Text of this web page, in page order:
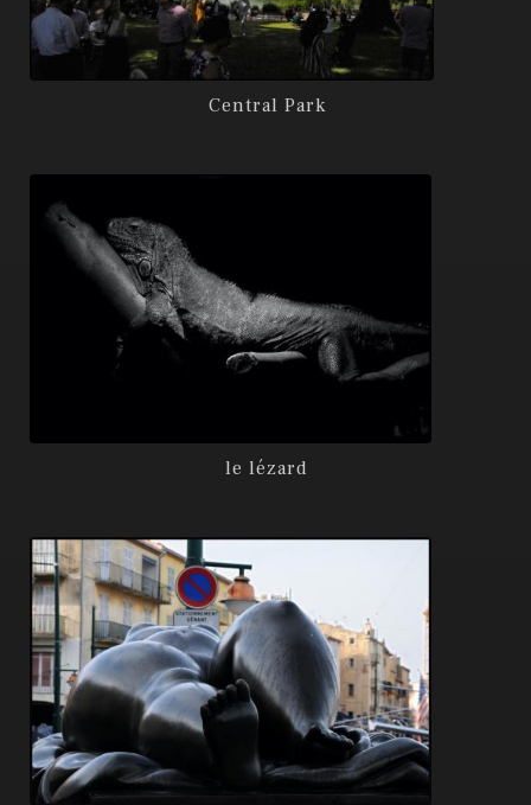
Central Park
le lézard